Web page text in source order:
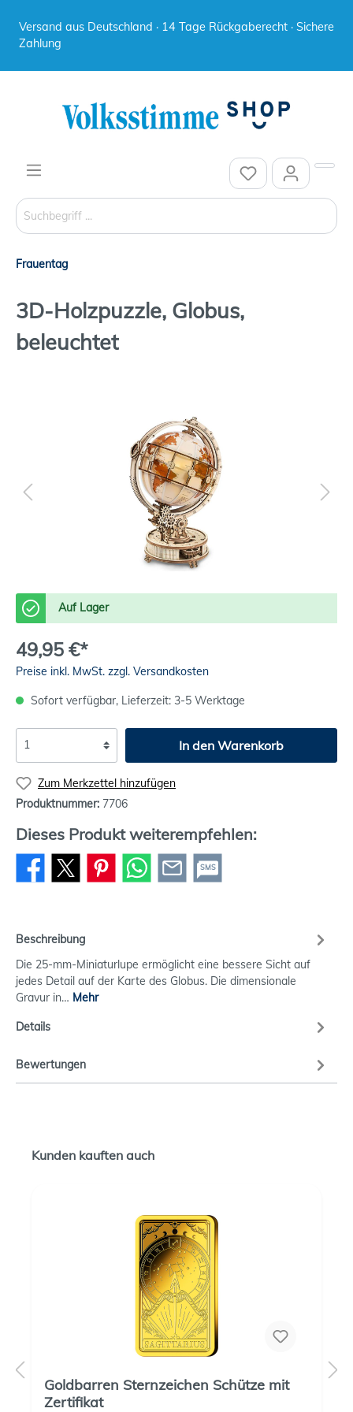
Versand aus Deutschland · 14 Tage Rückgaberecht · Sichere
Zahlung
Frauentag
3D-Holzpuzzle, Globus,
beleuchtet
Auf Lager
49,95 €*
Preise inkl. MwSt. zzgl. Versandkosten
Sofort verfügbar, Lieferzeit: 3-5 Werktage
In den Warenkorb
Zum Merkzettel hinzufügen
Produktnummer: 7706
Dieses Produkt weiterempfehlen:
SMS
Beschreibung
Die 25-mm-Miniaturlupe ermöglicht eine bessere Sicht auf
jedes Detail auf der Karte des Globus. Die dimensionale
Gravur in… Mehr
Details
Bewertungen
Kunden kauften auch
Goldbarren Sternzeichen Schütze mit
Zertifikat